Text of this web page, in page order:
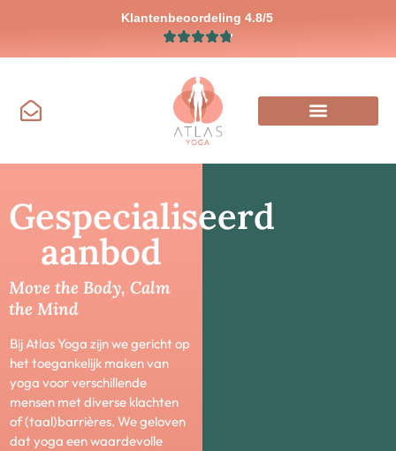
Klantenbeoordeling 4.8/5
Gespecialiseerd
aanbod
Move the Body, Calm
the Mind
Bij Atlas Yoga zijn we gericht op
het toegankelijk maken van
yoga voor verschillende
mensen met diverse klachten
of (taal)barrières. We geloven
dat yoga een waardevolle